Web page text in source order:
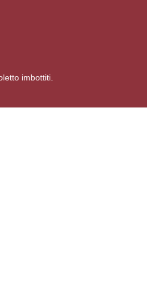
imbottiti.